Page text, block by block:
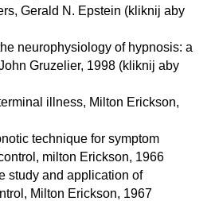
Gerald N. Epstein (kliknij aby
neurophysiology of hypnosis: a
Gruzelier, 1998 (kliknij aby
illness, Milton Erickson,
technique for symptom
milton Erickson, 1966
study and application of
Milton Erickson, 1967